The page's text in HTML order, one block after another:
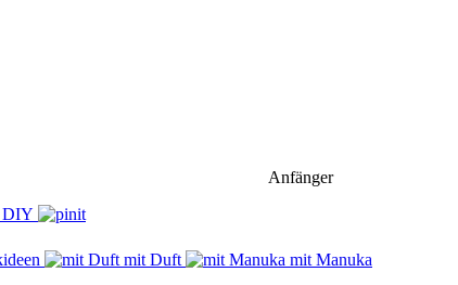
Anfänger
mit Duft mit Manuka